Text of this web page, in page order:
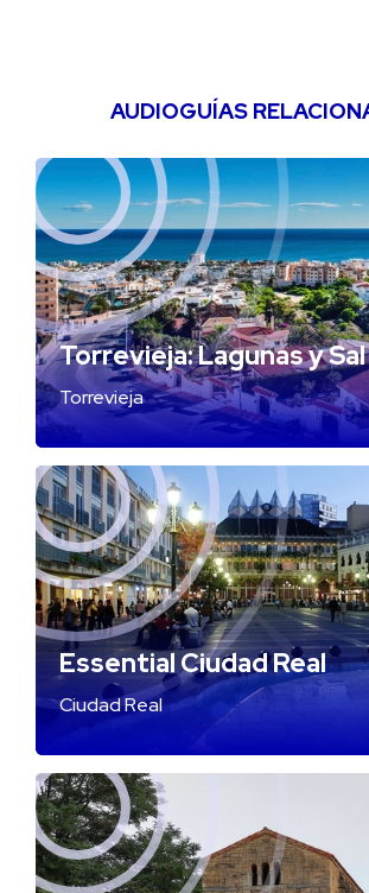
AUDIOGUÍAS
Torrevieja: Lagunas y Sal
Torrevieja
Essential Ciudad Real
Ciudad Real